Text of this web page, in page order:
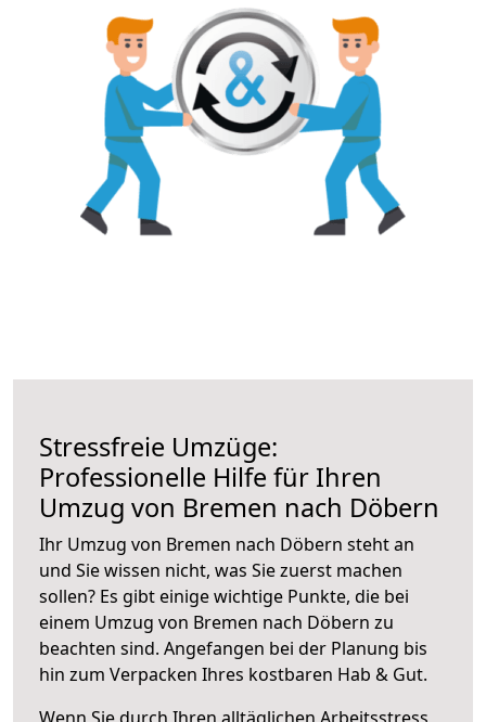
Stressfreie Umzüge:
Professionelle Hilfe für Ihren
Umzug von Bremen nach Döbern
Ihr Umzug von Bremen nach Döbern steht an
und Sie wissen nicht, was Sie zuerst machen
sollen? Es gibt einige wichtige Punkte, die bei
einem Umzug von Bremen nach Döbern zu
beachten sind. Angefangen bei der Planung bis
hin zum Verpacken Ihres kostbaren Hab & Gut.